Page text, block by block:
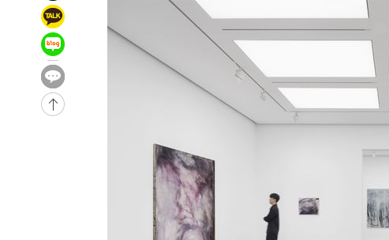
-31001초 전 >
이란 "호르무즈 재개방 합의 근접…美 배상 선행돼야"
-22048초 전 >
[속보]與최고위원 제주·인천 순회경선…박선원·최민희·서미화·
한민수·김용 순
-22001초 전 >
[속보]김민석, 與 전대 당원투표 누적 득표율 45.42%로 1위… 정
청래 44.56%
-21283초 전 >
[속보]與 대표 경선 제주·인천 당원투표…金 47.75%·鄭
42.08%·宋 10.17%
-20817초 전 >
이강인 "아틀레티코 이적 기뻐…등번호 7번 의미보단 팀 위해 뛸
[속보]與 당대표 경선, 제주·인천 권리당원 투표 김민석 승리
낮 최고 35도 '무더위'…동해안 시간당 30㎜ '강한 비'[내일날씨]
[속보]이강인 "감독님이 원하는 마음 느꼈고, 많은 트로피 원해 아
수도권 40도 육박 '펄펄'…동해안 일부 지역엔 호의주의보
온열질환 사망자 3명 늘어…누적 환자 3000명 돌파
강릉에 시간당 81.4㎜ 물폭탄…도로 잠기고 담벼락 붕괴